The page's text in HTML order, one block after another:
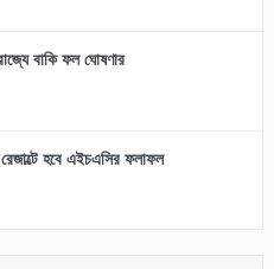
বাকি ফল ঘোষণার
হবে এইচএসির ফলাফল